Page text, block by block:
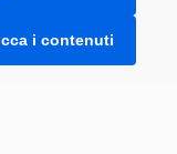
i contenuti